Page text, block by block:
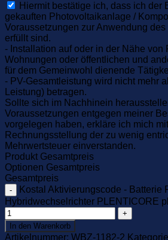
Hiermit bestätige ich, dass ich der
gekauften Photovoltaikanlage /
Voraussetzungen zur Anwendung
erfüllt sind.
- Installation auf oder in der Nähe von
Wohnungen oder öffentlichen und
für dem Gemeinwohl dienende
- PV-Gesamtleistung wird nicht mehr
Leistung) betragen.
Sollte sich im Nachhinein
Voraussetzungen entgegen meiner
vorgelegen haben, erkläre ich mich
Rechnungsstellung der zu wenig
Mehrwertsteuer einverstanden.
Produkt Gesamtpreis
Optionen Gesamtpreis
Gesamtpreis
Kostal Aktivierungscode - Batterie
Hybridwechselrichter PLENTICORE
In den Warenkorb
Artikelnummer: WBZ-1182-2